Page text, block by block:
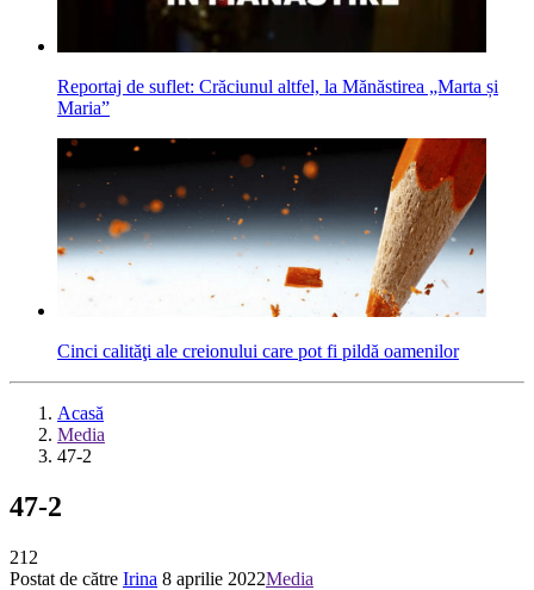
Reportaj de suflet: Crăciunul altfel, la Mănăstirea „Marta și
Maria”
Cinci calităţi ale creionului care pot fi pildă oamenilor
Acasă
Media
47-2
47-2
212
Postat de către Irina 8 aprilie 2022Media